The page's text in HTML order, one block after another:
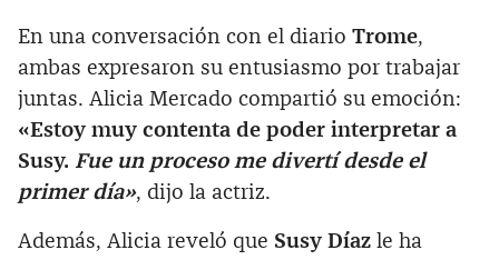
En una conversación con el diario Trome,
ambas expresaron su entusiasmo por trabajar
juntas. Alicia Mercado compartió su emoción:
«Estoy muy contenta de poder interpretar a
Susy. Fue un proceso me divertí desde el
primer día», dijo la actriz.
Además, Alicia reveló que Susy Díaz le ha